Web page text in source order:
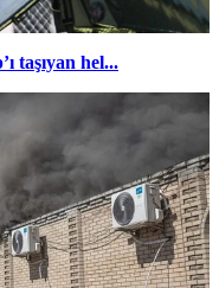
taşıyan hel...